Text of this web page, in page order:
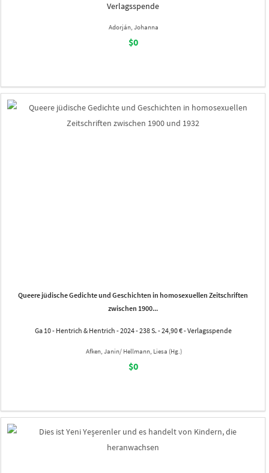
Verlagsspende
Adorján, Johanna
$0
Queere jüdische Gedichte und Geschichten in homosexuellen Zeitschriften
zwischen 1900...
Ga 10 - Hentrich & Hentrich - 2024 - 238 S. - 24,90 € - Verlagsspende
Afken, Janin/ Hellmann, Liesa (Hg.)
$0